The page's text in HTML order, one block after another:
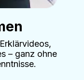
– ganz ohne